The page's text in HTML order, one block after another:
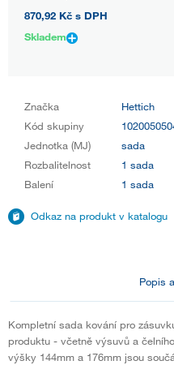
870,92 Kč s DPH
Skladem
Značka
Hettich
Kód skupiny
Jednotka (MJ)
sada
Rozbalitelnost
1 sada
Balení
1 sada
Odkaz na produkt v katalogu
Popis
Kompletní sada kování pro
produktu - včetně výsuvů a
výšky 144mm a 176mm jsou